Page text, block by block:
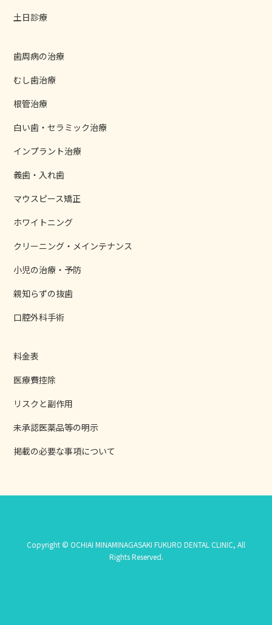
土日診療
歯周病の治療
むし歯治療
根管治療
白い歯・セラミック治療
インプラント治療
義歯・入れ歯
マウスピース矯正
ホワイトニング
クリーニング・メインテナンス
小児の治療・予防
親知らずの抜歯
口腔外科手術
料金表
医療費控除
リスクと副作用
未承認医薬品等の明示
掲載の必要な事項について
Copyright © OCHIAI MINAMINAGASAKI FUKURO DENTAL CLINIC, All
Rights Reserved.